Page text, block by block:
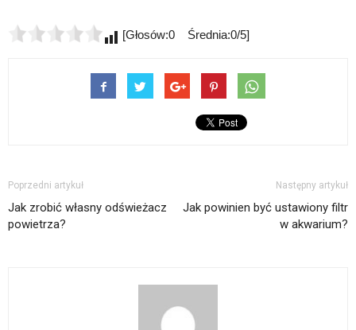
[Głosów:0 Średnia:0/5]
Poprzedni artykuł
Jak zrobić własny odświeżacz
powietrza?
Następny artykuł
Jak powinien być ustawiony filtr
w akwarium?